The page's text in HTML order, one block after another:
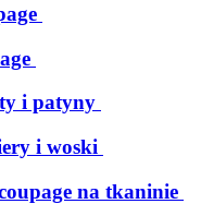
i patyny
i woski
na tkaninie